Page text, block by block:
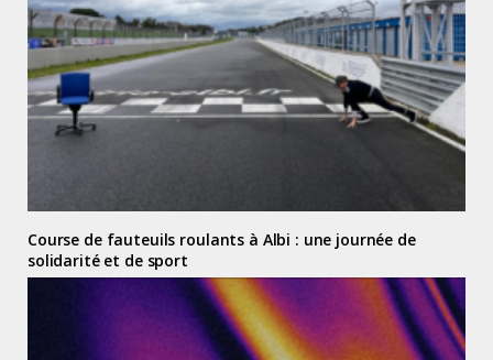
Course de fauteuils roulants à Albi : une journée de
solidarité et de sport